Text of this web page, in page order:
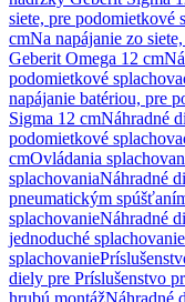
siete, pre podomietkové
cmNa napájanie zo
Geberit Omega 12 cm
podomietkové
napájanie batériou, pre
Sigma 12 cmNáhradné
podomietkové
cmOvládania
splachovaniaNáhradné
pneumatickým
splachovanieNáhradné
jednoduché splachovanie
splachovanie
diely pre Príslušenstvo
hrubú montážNáhradné